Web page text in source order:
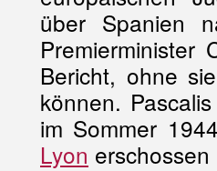
über Spanien
Premierminister
Bericht, ohne
können.
im Sommer
Lyon